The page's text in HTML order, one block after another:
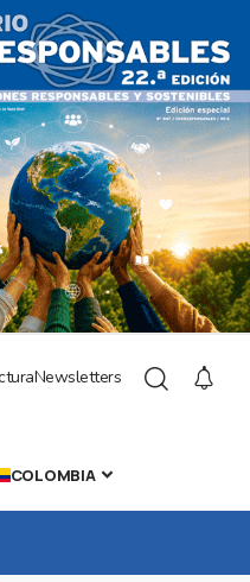
Newsletters
COLOMBIA